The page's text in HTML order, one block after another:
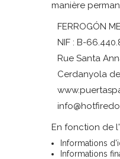
manière
FERROGÓN
NIF : B-
Rue Santa
Cerdanyola
En fonction de
Informations
Informations